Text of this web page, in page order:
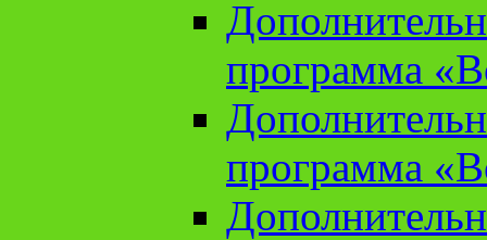
программа
программа